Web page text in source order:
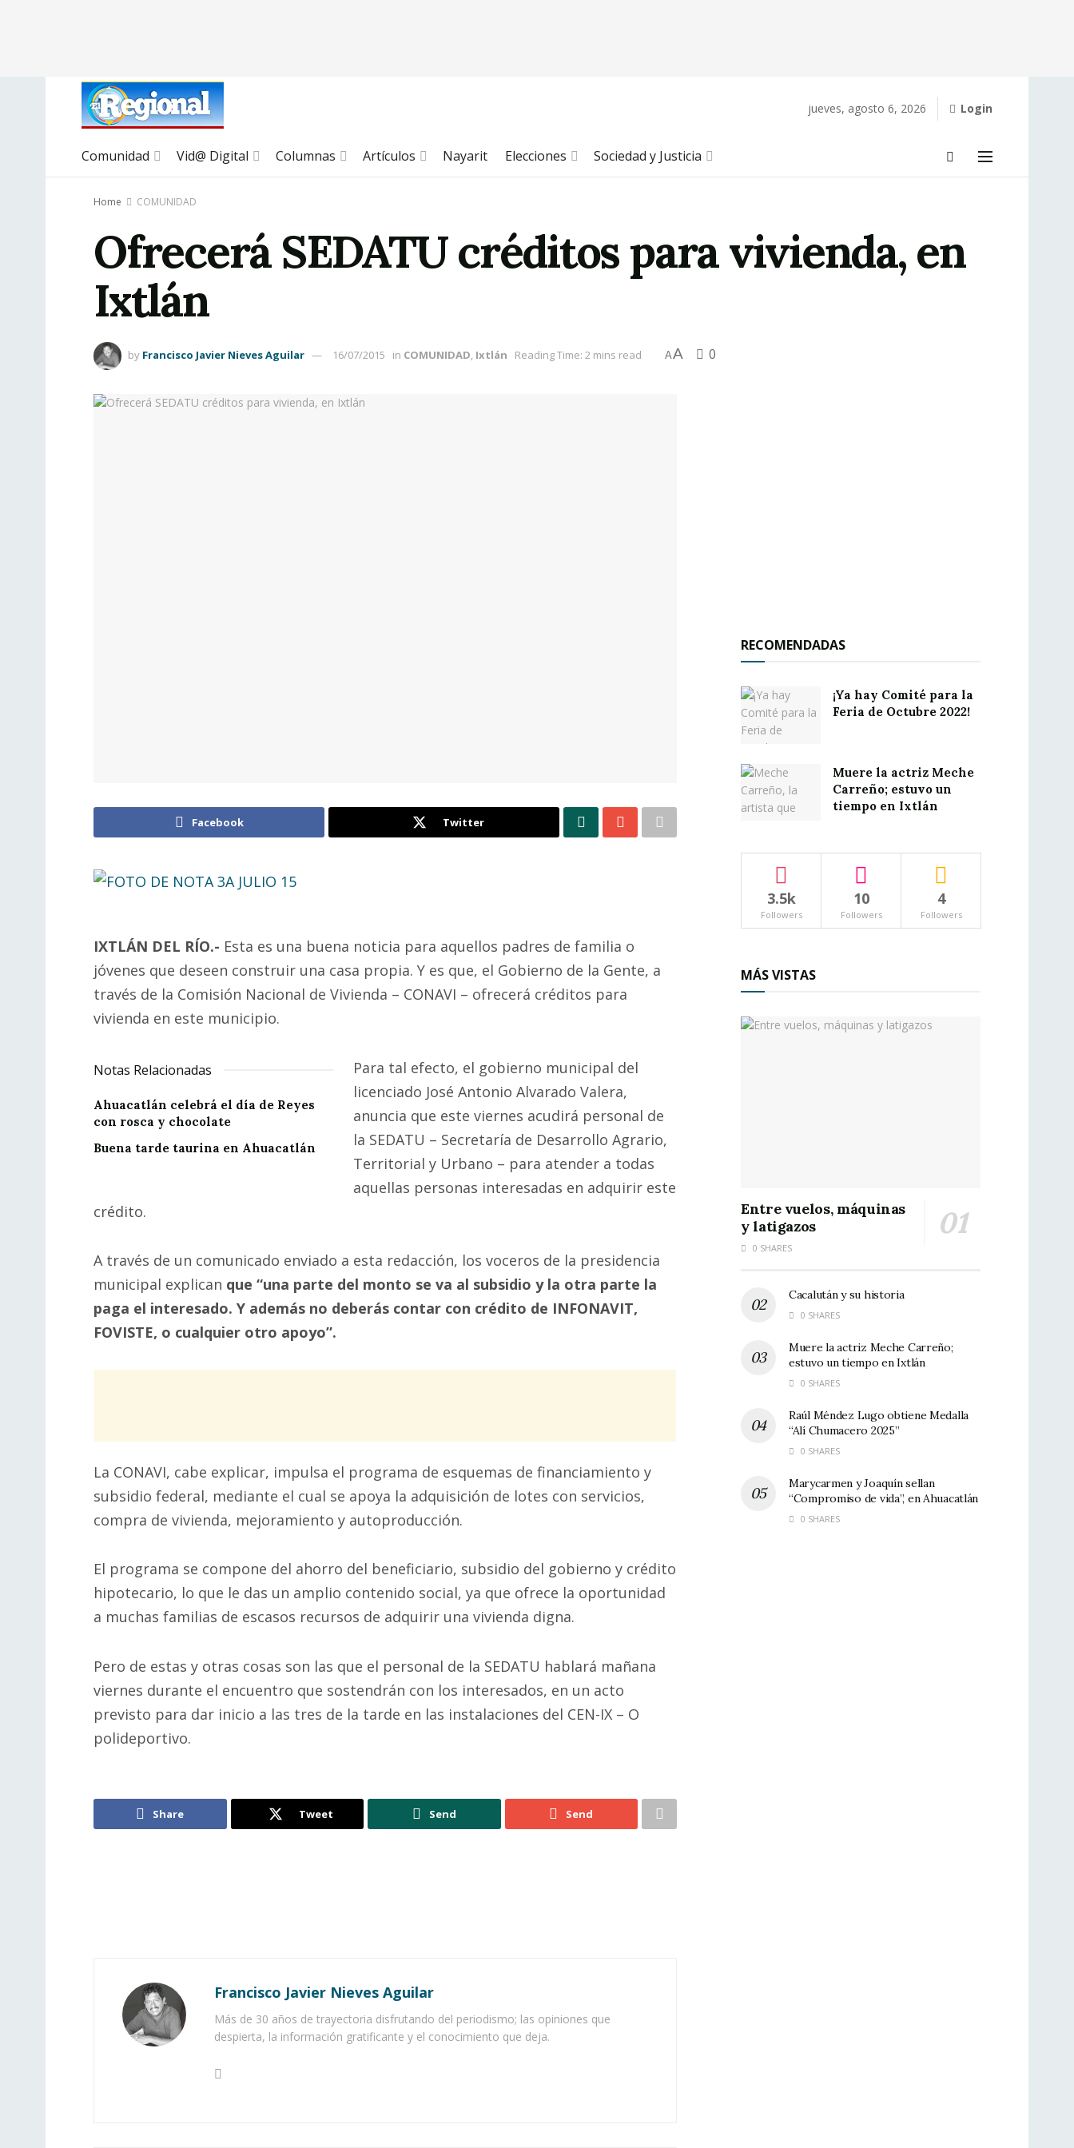
jueves, agosto 6, 2026 Login
Comunidad Vid@ Digital Columnas Artículos Nayarit Elecciones Sociedad y Justicia
Home COMUNIDAD
Ofrecerá SEDATU créditos para vivienda, en
Ixtlán
by Francisco Javier Nieves Aguilar 16/07/2015 in COMUNIDAD, Ixtlán Reading Time: 2 mins read AA 0
Facebook Twitter
IXTLÁN DEL RÍO.- Esta es una buena noticia para aquellos padres de familia o
jóvenes que deseen construir una casa propia. Y es que, el Gobierno de la Gente, a
través de la Comisión Nacional de Vivienda – CONAVI – ofrecerá créditos para
vivienda en este municipio.
Notas Relacionadas
Ahuacatlán celebrá el día de Reyes
con rosca y chocolate
Buena tarde taurina en Ahuacatlán
Para tal efecto, el gobierno municipal del
licenciado José Antonio Alvarado Valera,
anuncia que este viernes acudirá personal de
la SEDATU – Secretaría de Desarrollo Agrario,
Territorial y Urbano – para atender a todas
aquellas personas interesadas en adquirir este
crédito.
A través de un comunicado enviado a esta redacción, los voceros de la presidencia
municipal explican que “una parte del monto se va al subsidio y la otra parte la
paga el interesado. Y además no deberás contar con crédito de INFONAVIT,
FOVISTE, o cualquier otro apoyo”.
La CONAVI, cabe explicar, impulsa el programa de esquemas de financiamiento y
subsidio federal, mediante el cual se apoya la adquisición de lotes con servicios,
compra de vivienda, mejoramiento y autoproducción.
El programa se compone del ahorro del beneficiario, subsidio del gobierno y crédito
hipotecario, lo que le das un amplio contenido social, ya que ofrece la oportunidad
a muchas familias de escasos recursos de adquirir una vivienda digna.
Pero de estas y otras cosas son las que el personal de la SEDATU hablará mañana
viernes durante el encuentro que sostendrán con los interesados, en un acto
previsto para dar inicio a las tres de la tarde en las instalaciones del CEN-IX – O
polideportivo.
Share Tweet Send Send
Francisco Javier Nieves Aguilar
Más de 30 años de trayectoria disfrutando del periodismo; las opiniones que
despierta, la información gratificante y el conocimiento que deja.
RECOMENDADAS
¡Ya hay Comité para la
Feria de Octubre 2022!
Muere la actriz Meche
Carreño; estuvo un
tiempo en Ixtlán
3.5k
Followers
10
Followers
4
Followers
MÁS VISTAS
Entre vuelos, máquinas
y latigazos
0 SHARES
Cacalután y su historia
0 SHARES
Muere la actriz Meche Carreño;
estuvo un tiempo en Ixtlán
0 SHARES
Raúl Méndez Lugo obtiene Medalla
“Alí Chumacero 2025”
0 SHARES
Marycarmen y Joaquín sellan
“Compromiso de vida”, en Ahuacatlán
0 SHARES